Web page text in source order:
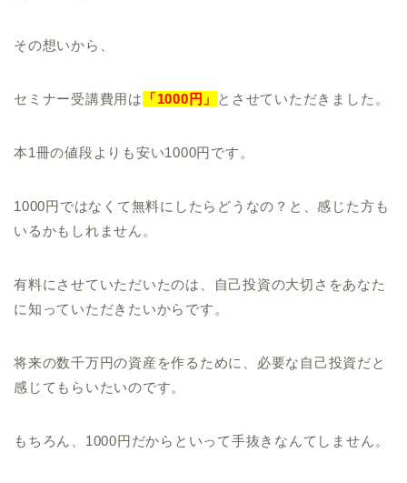
その想いから、
セミナー受講費用は 「1000円」 とさせていただきました。
本1冊の値段よりも安い1000円です。
1000円ではなくて無料にしたらどうなの？と、感じた方も
いるかもしれません。
有料にさせていただいたのは、自己投資の大切さをあなた
に知っていただきたいからです。
将来の数千万円の資産を作るために、必要な自己投資だと
感じてもらいたいのです。
もちろん、1000円だからといって手抜きなんてしません。